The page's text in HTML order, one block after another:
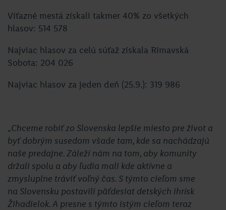
Víťazné mestá získali takmer 40% zo všetkých
hlasov: 514 578
Najviac hlasov za celú súťaž získala Rimavská
Sobota: 204 026
Najviac hlasov za jeden deň (25.9.): 319 986
„Chceme robiť zo Slovenska lepšie miesto pre život a
byť dobrým susedom všade tam, kde sa nachádzajú
naše predajne. Záleží nám na tom, aby komunity
držali spolu a aby ľudia mali kde aktívne a
zmysluplne tráviť voľný čas. S týmto cieľom sme
na Slovensku postavili päťdesiat detských ihrísk
Žihadielok. A presne s týmto istým cieľom teraz